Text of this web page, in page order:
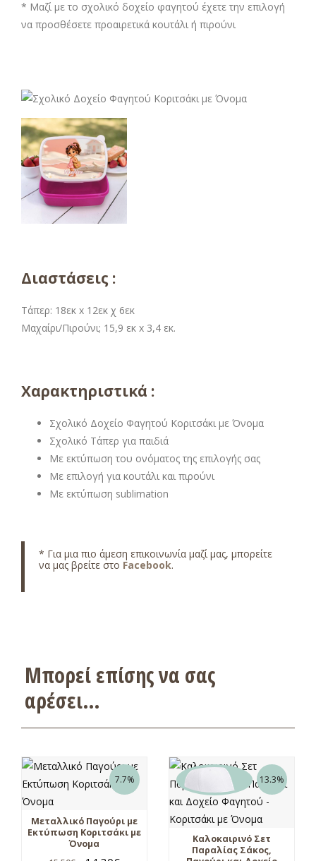
* Μαζί με το σχολικό δοχείο φαγητού έχετε την επιλογή
να προσθέσετε προαιρετικά κουτάλι ή πιρούνι
Διαστάσεις :
Τάπερ: 18εκ x 12εκ χ 6εκ
Μαχαίρι/Πιρούνι; 15,9 εκ x 3,4 εκ.
Χαρακτηριστικά :
Σχολικό Δοχείο Φαγητού Κοριτσάκι με Όνομα
Σχολικό Τάπερ για παιδιά
Με εκτύπωση του ονόματος της επιλογής σας
Με επιλογή για κουτάλι και πιρούνι
Με εκτύπωση sublimation
* Για μια πιο άμεση επικοινωνία μαζί μας, μπορείτε
να μας βρείτε στο Facebook.
Μπορεί επίσης να σας
αρέσει…
7.7%
Μεταλλικό Παγούρι με
Εκτύπωση Κοριτσάκι με
Όνομα
13.3%
Καλοκαιρινό Σετ
Παραλίας Σάκος,